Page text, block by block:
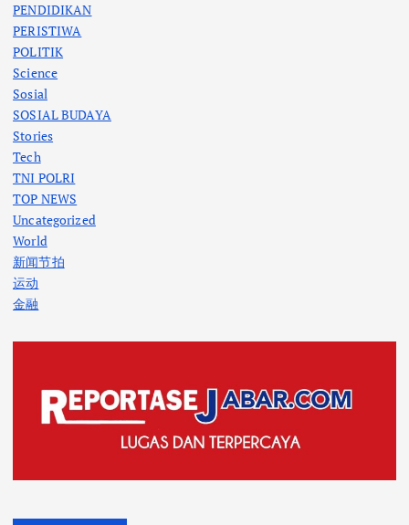
PENDIDIKAN
PERISTIWA
POLITIK
Science
Sosial
SOSIAL BUDAYA
Stories
Tech
TNI POLRI
TOP NEWS
Uncategorized
World
新闻节拍
运动
金融